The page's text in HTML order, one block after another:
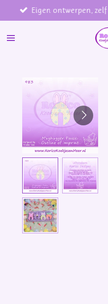
direct
naar
Eigen ontwerpen,